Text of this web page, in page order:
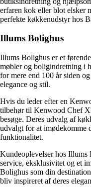
erfaren kok eller blot elsker
perfekte køkkenudstyr hos
Illums Bolighus
Illums Bolighus er et
møbler og boligindretning i
for mere end 100 år siden
elegance og stil.
Hvis du leder efter en
tilbehør til Kenwood Chef
besøge. Deres udvalg af
udvalgt for at imødekomme
funktionalitet.
Kundeoplevelser hos Illums
service, eksklusivitet og et
Bolighus som din
bliv inspireret af deres